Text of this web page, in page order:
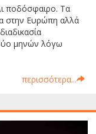
ποδόσφαιρο. Τα
στην Ευρώπη αλλά
μηνών λόγω
περισσότερα...